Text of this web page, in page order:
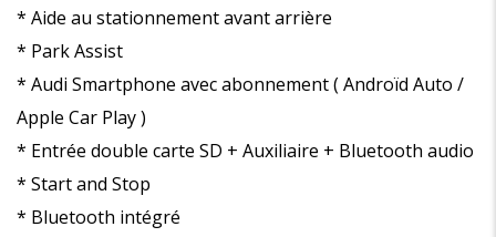
* Aide au stationnement avant arrière
* Park Assist
* Audi Smartphone avec abonnement ( Androïd Auto /
Apple Car Play )
* Entrée double carte SD + Auxiliaire + Bluetooth audio
* Start and Stop
* Bluetooth intégré